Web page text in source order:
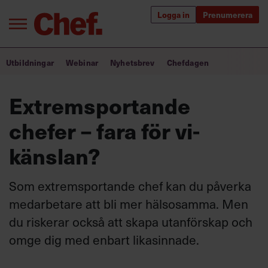
Logga in Prenumerera
Annonsera
Om oss
Kontakta oss
Bra ledare förändrar världen
Utbildning för ledare
Chefakademin+
Populära utbildningar
Utbildningar Webinar Nyhetsbrev Chefdagen
Extremsportande
chefer – fara för vi-
känslan?
Som extremsportande chef kan du påverka
medarbetare att bli mer hälsosamma. Men
du riskerar också att skapa utanförskap och
omge dig med enbart likasinnade.